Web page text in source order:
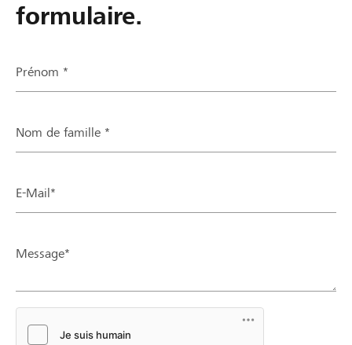
formulaire.
Prénom *
Nom de famille *
E-Mail*
Message*